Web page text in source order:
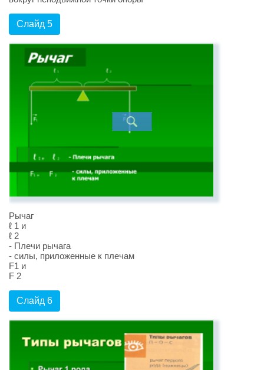
Слайд 5
Рычаг
ℓ 1 и
ℓ 2
- Плечи рычага
- силы, приложенные к плечам
F1 и
F 2
Слайд 6